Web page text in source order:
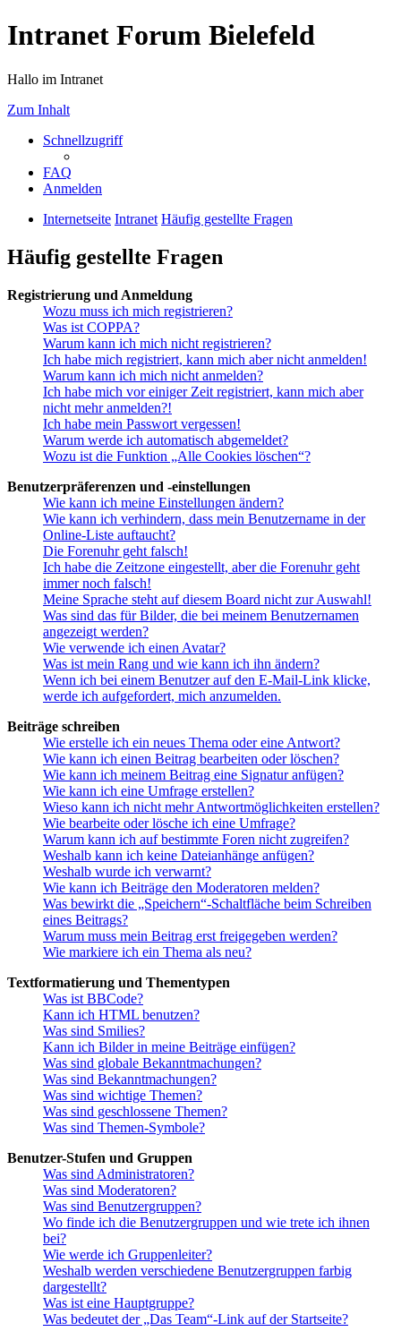
Intranet Forum Bielefeld
Hallo im Intranet
Zum Inhalt
Schnellzugriff
FAQ
Anmelden
Internetseite Intranet Häufig gestellte Fragen
Häufig gestellte Fragen
Registrierung und Anmeldung
Wozu muss ich mich registrieren?
Was ist COPPA?
Warum kann ich mich nicht registrieren?
Ich habe mich registriert, kann mich aber nicht anmelden!
Warum kann ich mich nicht anmelden?
Ich habe mich vor einiger Zeit registriert, kann mich aber
nicht mehr anmelden?!
Ich habe mein Passwort vergessen!
Warum werde ich automatisch abgemeldet?
Wozu ist die Funktion „Alle Cookies löschen“?
Benutzerpräferenzen und -einstellungen
Wie kann ich meine Einstellungen ändern?
Wie kann ich verhindern, dass mein Benutzername in der
Online-Liste auftaucht?
Die Forenuhr geht falsch!
Ich habe die Zeitzone eingestellt, aber die Forenuhr geht
immer noch falsch!
Meine Sprache steht auf diesem Board nicht zur Auswahl!
Was sind das für Bilder, die bei meinem Benutzernamen
angezeigt werden?
Wie verwende ich einen Avatar?
Was ist mein Rang und wie kann ich ihn ändern?
Wenn ich bei einem Benutzer auf den E-Mail-Link klicke,
werde ich aufgefordert, mich anzumelden.
Beiträge schreiben
Wie erstelle ich ein neues Thema oder eine Antwort?
Wie kann ich einen Beitrag bearbeiten oder löschen?
Wie kann ich meinem Beitrag eine Signatur anfügen?
Wie kann ich eine Umfrage erstellen?
Wieso kann ich nicht mehr Antwortmöglichkeiten erstellen?
Wie bearbeite oder lösche ich eine Umfrage?
Warum kann ich auf bestimmte Foren nicht zugreifen?
Weshalb kann ich keine Dateianhänge anfügen?
Weshalb wurde ich verwarnt?
Wie kann ich Beiträge den Moderatoren melden?
Was bewirkt die „Speichern“-Schaltfläche beim Schreiben
eines Beitrags?
Warum muss mein Beitrag erst freigegeben werden?
Wie markiere ich ein Thema als neu?
Textformatierung und Thementypen
Was ist BBCode?
Kann ich HTML benutzen?
Was sind Smilies?
Kann ich Bilder in meine Beiträge einfügen?
Was sind globale Bekanntmachungen?
Was sind Bekanntmachungen?
Was sind wichtige Themen?
Was sind geschlossene Themen?
Was sind Themen-Symbole?
Benutzer-Stufen und Gruppen
Was sind Administratoren?
Was sind Moderatoren?
Was sind Benutzergruppen?
Wo finde ich die Benutzergruppen und wie trete ich ihnen
bei?
Wie werde ich Gruppenleiter?
Weshalb werden verschiedene Benutzergruppen farbig
dargestellt?
Was ist eine Hauptgruppe?
Was bedeutet der „Das Team“-Link auf der Startseite?